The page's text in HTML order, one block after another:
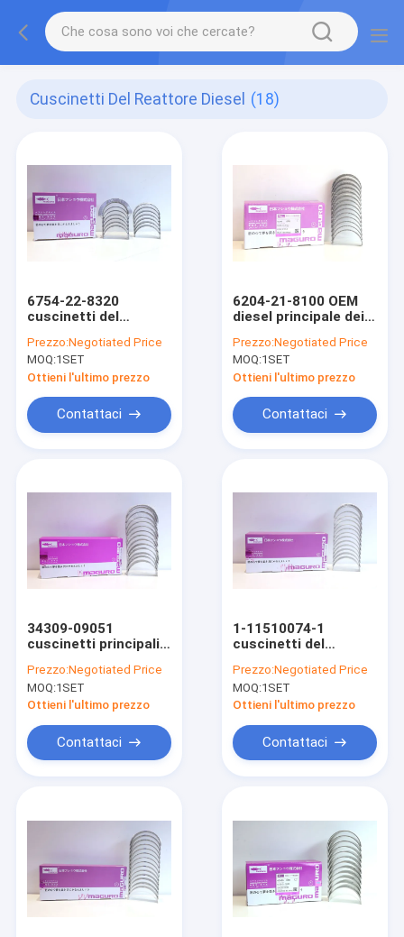
Cuscinetti Del Reattore Diesel (18)
6754-22-8320
cuscinetti del
KOMATSU 6D102
6D107
Prezzo:Negotiated Price
MOQ:1SET
Ottieni l'ultimo prezzo
Contattaci
6204-21-8100 OEM
diesel principale dei
reattore per il
Giappone KOMATSU
6D95
Prezzo:Negotiated Price
MOQ:1SET
Ottieni l'ultimo prezzo
Contattaci
34309-09051
cuscinetti principali
MITSUBISHI S6KT
320B 320C
Prezzo:Negotiated Price
MOQ:1SET
Ottieni l'ultimo prezzo
Contattaci
1-11510074-1
cuscinetti del
cuscinetto principale
di Isuzu 6BD1 6BG1
Prezzo:Negotiated Price
MOQ:1SET
Ottieni l'ultimo prezzo
Contattaci